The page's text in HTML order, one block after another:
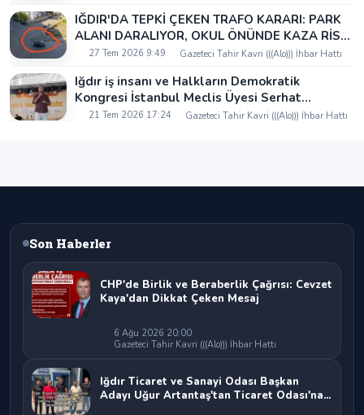
IĞDIR'DA TEPKİ ÇEKEN TRAFO KARARI: PARK
ALANI DARALIYOR, OKUL ÖNÜNDE KAZA RİSKİ
İDDİASI VE IĞDIR VALİSİ NEREDE?
27 Tem 2026 9:49 Gazeteci Tahir Kavri (((Alo))) İhbar Hattı
Iğdır iş insanı ve Halkların Demokratik
Kongresi İstanbul Meclis Üyesi Serhat
Kaya’dan Iğdır Tanıtım Günleri’nde birlik ve
21 Tem 2026 17:24 Gazeteci Tahir Kavri (((Alo))) İhbar Hattı
Son Haberler
CHP'de Birlik ve Beraberlik Çağrısı: Cevzet
Kaya'dan Dikkat Çeken Mesaj
6 Ağu 2026 20:00
Gazeteci Tahir Kavri (((Alo))) İhbar Hattı
Iğdır Ticaret ve Sanayi Odası Başkan
Adayı Uğur Artantaş'tan Ticaret Odası'na